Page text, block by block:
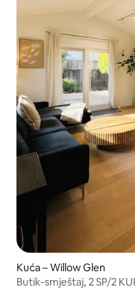
Kuća – Willow Glen
Butik-smještaj, 2 SP/2